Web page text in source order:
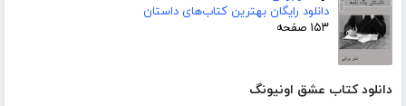
دانلود رایگان بهترین کتاب‌های داستان
۱۵۳ صفحه
دانلود کتاب عشق اونیونگ